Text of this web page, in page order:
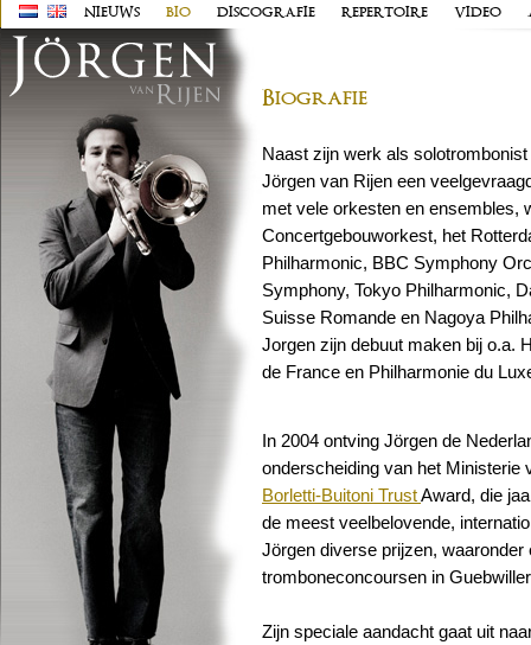
NIEUWS BIO DISCOGRAFIE REPERTOIRE VIDEO
Biografie
Naast zijn werk als
Jörgen van Rijen een
met vele orkesten en ensembles,
Concertgebouworkest, het
Philharmonic, BBC Symphony
Symphony, Tokyo Philharmonic,
Suisse Romande en Nagoya
Jorgen zijn debuut maken bij o.a.
de France en Philharmonie du
In 2004 ontving Jörgen de
onderscheiding van het Ministerie
Borletti-Buitoni TrustAward, die
de meest veelbelovende,
Jörgen diverse prijzen,
tromboneconcoursen in
Zijn speciale aandacht gaat uit